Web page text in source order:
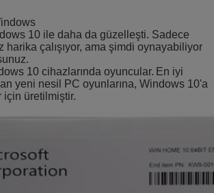
10 ile daha da güzelleşti. Sadece
harika çalışıyor, ama şimdi oynayabiliyor
10 cihazlarında oyuncular. En iyi
yeni nesil PC oyunlarına, Windows 10'a
üretilmiştir.